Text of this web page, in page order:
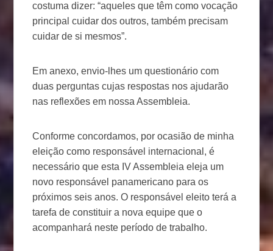
costuma dizer: “aqueles que têm como vocação
principal cuidar dos outros, também precisam
cuidar de si mesmos”.
Em anexo, envio-lhes um questionário com
duas perguntas cujas respostas nos ajudarão
nas reflexões em nossa Assembleia.
Conforme concordamos, por ocasião de minha
eleição como responsável internacional, é
necessário que esta IV Assembleia eleja um
novo responsável panamericano para os
próximos seis anos. O responsável eleito terá a
tarefa de constituir a nova equipe que o
acompanhará neste período de trabalho.